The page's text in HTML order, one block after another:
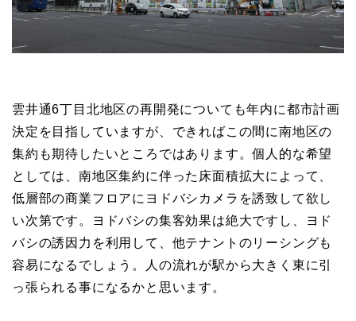
雲井通6丁目北地区の再開発についても年内に都市計画
決定を目指していますが、できればこの間に南地区の
集約も期待したいところではあります。個人的な希望
としては、南地区集約に伴った床面積拡大によって、
低層部の商業フロアにヨドバシカメラを誘致して欲し
い次第です。ヨドバシの集客効果は絶大ですし、ヨド
バシの誘因力を利用して、他テナントのリーシングも
容易になるでしょう。人の流れが駅から大きく東に引
っ張られる事になるかと思います。